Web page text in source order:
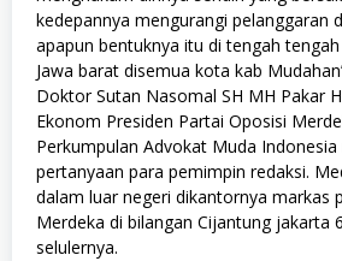
kedepannya mengurangi pelanggaran
apapun bentuknya itu di tengah
Jawa barat disemua kota kab
Doktor Sutan Nasomal SH MH Pakar
Ekonom Presiden Partai Oposisi
Perkumpulan Advokat Muda
pertanyaan para pemimpin redaksi.
dalam luar negeri dikantornya markas
Merdeka di bilangan Cijantung jakarta
selulernya.